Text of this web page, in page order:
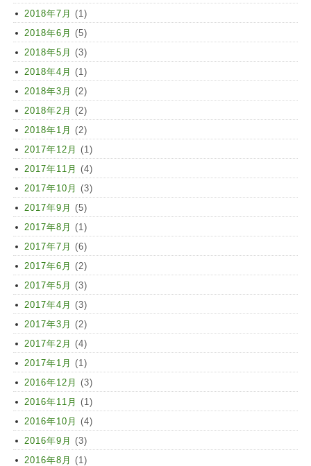
2018年7月 (1)
2018年6月 (5)
2018年5月 (3)
2018年4月 (1)
2018年3月 (2)
2018年2月 (2)
2018年1月 (2)
2017年12月 (1)
2017年11月 (4)
2017年10月 (3)
2017年9月 (5)
2017年8月 (1)
2017年7月 (6)
2017年6月 (2)
2017年5月 (3)
2017年4月 (3)
2017年3月 (2)
2017年2月 (4)
2017年1月 (1)
2016年12月 (3)
2016年11月 (1)
2016年10月 (4)
2016年9月 (3)
2016年8月 (1)